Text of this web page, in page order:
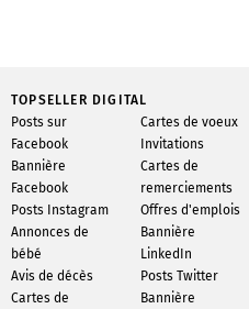
TOPSELLER DIGITAL
Posts sur
Facebook
Bannière
Facebook
Posts Instagram
Annonces de
bébé
Avis de décès
Cartes de
Cartes de voeux
Invitations
Cartes de
remerciements
Offres d'emplois
Bannière
LinkedIn
Posts Twitter
Bannière